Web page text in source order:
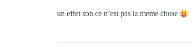
un effet son ce n’est pas la meme chose